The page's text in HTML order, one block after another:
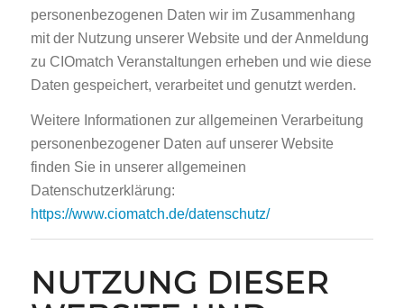
personenbezogenen Daten wir im Zusammenhang
mit der Nutzung unserer Website und der Anmeldung
zu CIOmatch Veranstaltungen erheben und wie diese
Daten gespeichert, verarbeitet und genutzt werden.
Weitere Informationen zur allgemeinen Verarbeitung
personenbezogener Daten auf unserer Website
finden Sie in unserer allgemeinen
Datenschutzerklärung:
https://www.ciomatch.de/datenschutz/
NUTZUNG DIESER